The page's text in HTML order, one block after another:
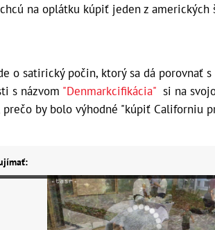
na oplátku kúpiť jeden z amerických
o satirický počin, ktorý sa dá porovnať s
s názvom "Denmarkcifikácia" si na
by bolo výhodné "kúpiť Californiu